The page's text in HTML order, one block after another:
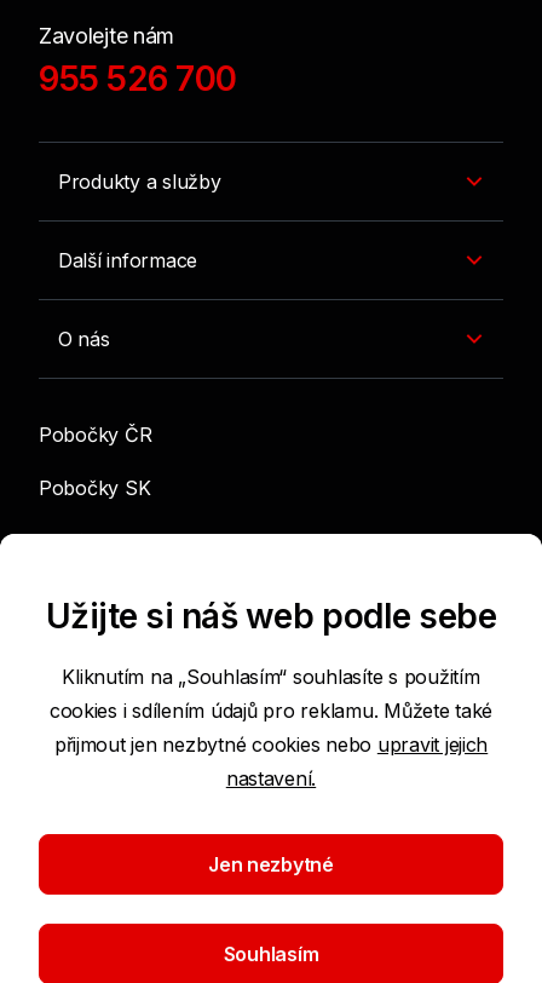
Zavolejte nám
955 526 700
Produkty a služby
Další informace
O nás
Pobočky ČR
Pobočky SK
info@sgef.cz
Prohlášení o přístupnosti
Podmínky používání internetových stránek
Nastavení cookies
Užijte si náš web podle sebe
Kliknutím na „Souhlasím“ souhlasíte s použitím
cookies i sdílením údajů pro reklamu. Můžete také
přijmout jen nezbytné cookies nebo upravit jejich
nastavení.
Jen nezbytné
Souhlasím